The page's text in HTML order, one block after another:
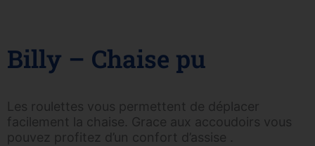
Billy – Chaise pu
Les roulettes vous permettent de déplacer
facilement la chaise. Grace aux accoudoirs vous
pouvez profitez d’un confort d’assise .